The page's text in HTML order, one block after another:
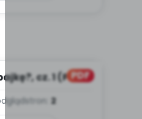
PDF
cz. 1 (PD)
stron: 2